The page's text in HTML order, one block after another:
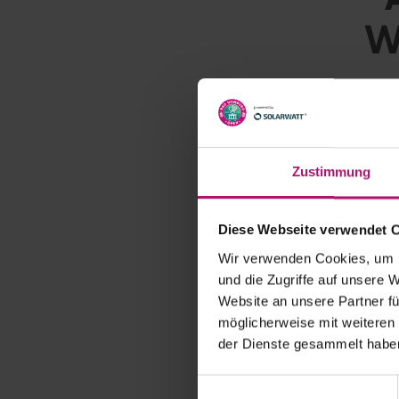
Zustimmung
Diese Webseite verwendet
Wir verwenden Cookies,
und die Zugriffe auf unsere
Website an unsere Partner
möglicherweise mit
der Dienste gesammelt
Elina Svitolina
sorgen für den
Titels vor
Ekaterina
Bad Homburg
schaltete am
Deutschen und